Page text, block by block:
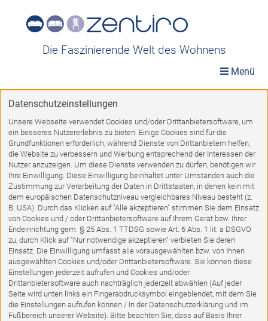
Die Faszinierende Welt des Wohnens
Menü
Esszimmersessel
1 2 3 4 VORWÄRTS
%
Datenschutzeinstellungen
Unsere Webseite verwendet Cookies und/oder Drittanbietersoftware, um
ein besseres Nutzererlebnis zu bieten. Einige Cookies sind für die
Grundfunktionen erforderlich, während Dienste von Drittanbietern helfen,
die Website zu verbessern und Werbung entsprechend der Interessen der
Nutzer anzuzeigen. Um diese Dienste verwenden zu dürfen, benötigen wir
Ihre Einwilligung. Diese Einwilligung beinhaltet unter Umständen auch die
Zustimmung zur Verarbeitung der Daten in Drittstaaten, in denen kein mit
dem europäischen Datenschutzniveau vergleichbares Niveau besteht (z.
B. USA). Durch das Klicken auf "Alle akzeptieren" stimmen Sie dem Einsatz
von Cookies und / oder Drittanbietersoftware auf Ihrem Gerät bzw. Ihrer
Endeinrichtung gem. § 25 Abs. 1 TTDSG sowie Art. 6 Abs. 1 lit. a DSGVO
zu, durch Klick auf "Nur notwendige akzeptieren" verbieten Sie deren
Einsatz. Die Einwilligung umfasst alle vorausgewählten bzw. von Ihnen
ausgewählten Cookies und/oder Drittanbietersoftware. Sie können diese
Einstellungen jederzeit aufrufen und Cookies und/oder
Drittanbietersoftware auch nachträglich jederzeit abwählen (Auf jeder
Seite wird unten links ein Fingerabdrucksymbol eingeblendet, mit dem Sie
die Einstellungen aufrufen können / In der Datenschutzerklärung und im
Fußbereich unserer Website). Bitte beachten Sie, dass auf Basis Ihrer